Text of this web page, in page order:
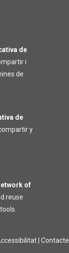
de
i
de
de
y
of
reuse
Contacte